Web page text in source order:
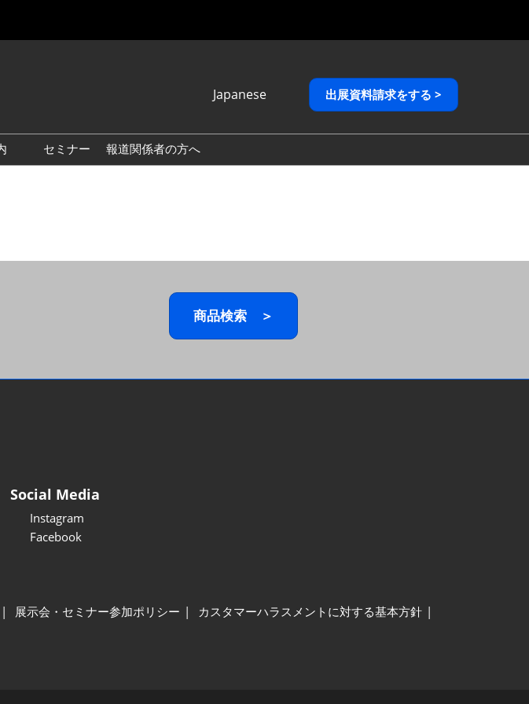
Japanese
English
繁體中文
出展資料請求をする >
セミナー 報道関係者の方へ
商品検索 ＞
Social Media
Instagram
Facebook
展示会・セミナー参加ポリシー
カスタマーハラスメントに対する基本方針